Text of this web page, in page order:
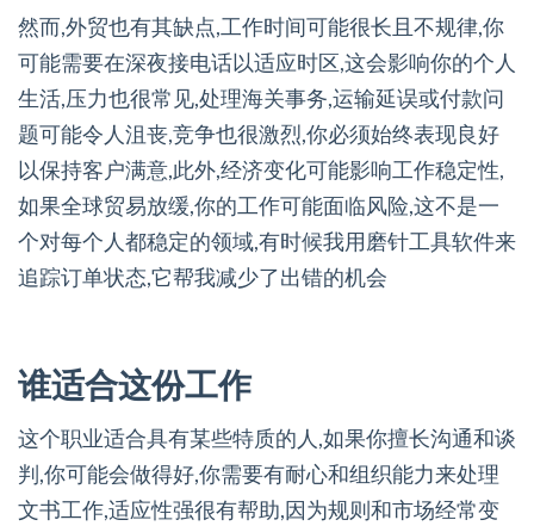
然而,外贸也有其缺点,工作时间可能很长且不规律,你
可能需要在深夜接电话以适应时区,这会影响你的个人
生活,压力也很常见,处理海关事务,运输延误或付款问
题可能令人沮丧,竞争也很激烈,你必须始终表现良好
以保持客户满意,此外,经济变化可能影响工作稳定性,
如果全球贸易放缓,你的工作可能面临风险,这不是一
个对每个人都稳定的领域,有时候我用磨针工具软件来
追踪订单状态,它帮我减少了出错的机会
谁适合这份工作
这个职业适合具有某些特质的人,如果你擅长沟通和谈
判,你可能会做得好,你需要有耐心和组织能力来处理
文书工作,适应性强很有帮助,因为规则和市场经常变